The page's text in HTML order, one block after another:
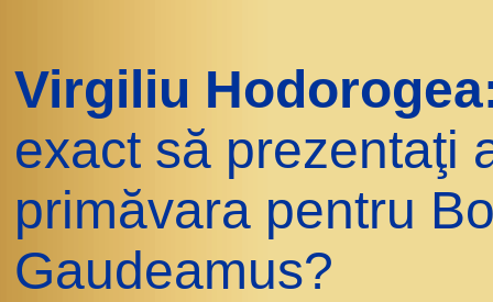
Virgiliu
exact să prezentaţi
primăvara pentru
Gaudeamus?